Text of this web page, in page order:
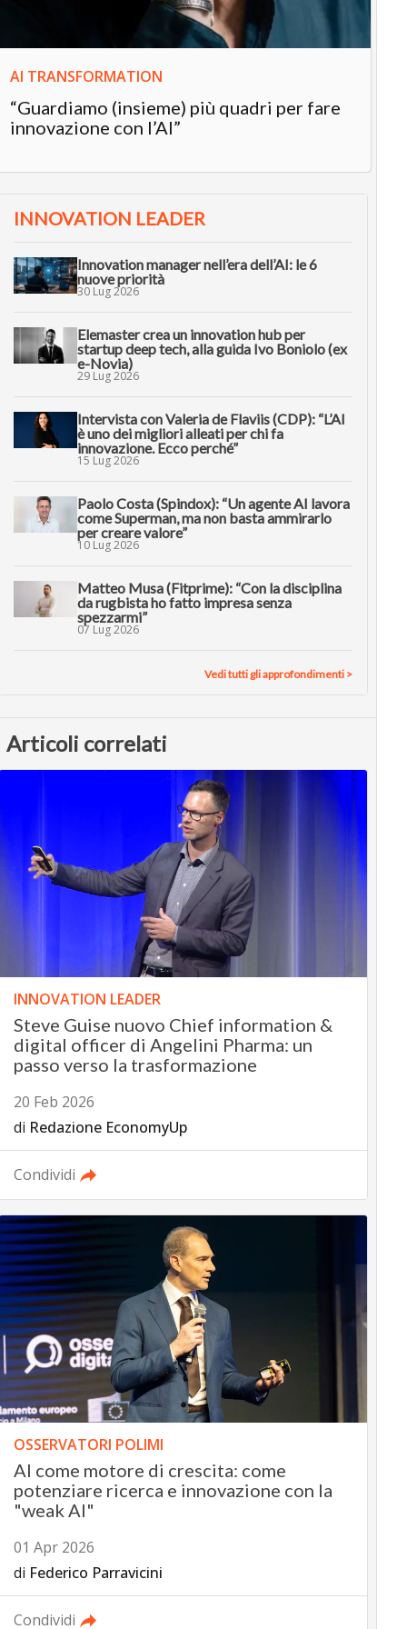
AI TRANSFORMATION
“Guardiamo (insieme) più quadri per fare
innovazione con l’AI”
INNOVATION LEADER
Innovation manager nell’era dell’AI: le 6
nuove priorità
30 Lug 2026
Elemaster crea un innovation hub per
startup deep tech, alla guida Ivo Boniolo (ex
e-Novia)
29 Lug 2026
Intervista con Valeria de Flaviis (CDP): “L’AI
è uno dei migliori alleati per chi fa
innovazione. Ecco perché”
15 Lug 2026
Paolo Costa (Spindox): “Un agente AI lavora
come Superman, ma non basta ammirarlo
per creare valore”
10 Lug 2026
Matteo Musa (Fitprime): “Con la disciplina
da rugbista ho fatto impresa senza
spezzarmi”
07 Lug 2026
Vedi tutti gli approfondimenti >
Articoli correlati
INNOVATION LEADER
Steve Guise nuovo Chief information &
digital officer di Angelini Pharma: un
passo verso la trasformazione
20 Feb 2026
di Redazione EconomyUp
Condividi
OSSERVATORI POLIMI
AI come motore di crescita: come
potenziare ricerca e innovazione con la
"weak AI"
01 Apr 2026
di Federico Parravicini
Condividi